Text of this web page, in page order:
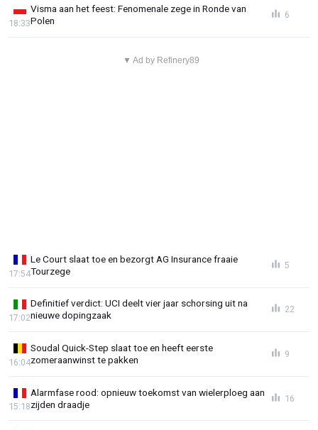
Visma aan het feest: Fenomenale zege in Ronde van
Polen
18:33
6
▼ Ad by Refinery89
Le Court slaat toe en bezorgt AG Insurance fraaie
Tourzege
17:54
5
Definitief verdict: UCI deelt vier jaar schorsing uit na
nieuwe dopingzaak
17:02
22
Soudal Quick-Step slaat toe en heeft eerste
zomeraanwinst te pakken
16:04
9
Alarmfase rood: opnieuw toekomst van wielerploeg aan
zijden draadje
15:18
16